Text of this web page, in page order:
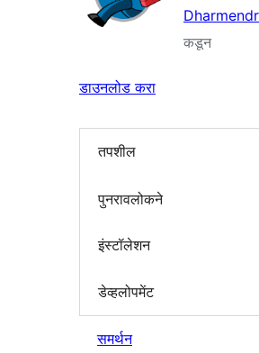
कडून
डाउनलोड करा
तपशील
पुनरावलोकने
इंस्टॉलेशन
डेव्हलोपमेंट
समर्थन